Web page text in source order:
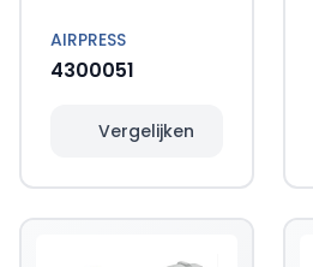
AIRPRESS
4300051
Vergelijken